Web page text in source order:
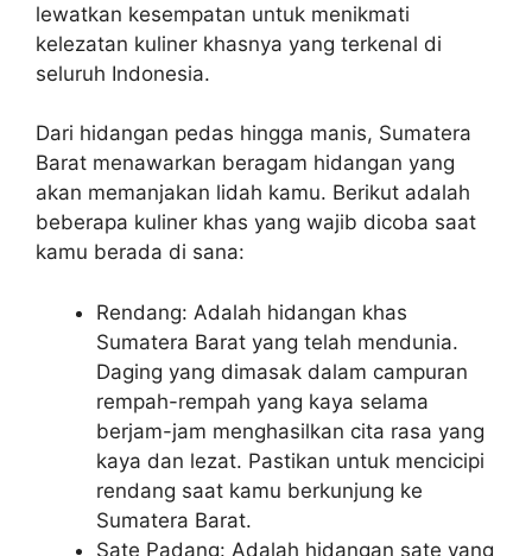
lewatkan kesempatan untuk menikmati
kelezatan kuliner khasnya yang terkenal di
seluruh Indonesia.
Dari hidangan pedas hingga manis, Sumatera
Barat menawarkan beragam hidangan yang
akan memanjakan lidah kamu. Berikut adalah
beberapa kuliner khas yang wajib dicoba saat
kamu berada di sana:
Rendang: Adalah hidangan khas
Sumatera Barat yang telah mendunia.
Daging yang dimasak dalam campuran
rempah-rempah yang kaya selama
berjam-jam menghasilkan cita rasa yang
kaya dan lezat. Pastikan untuk mencicipi
rendang saat kamu berkunjung ke
Sumatera Barat.
Sate Padang: Adalah hidangan sate yang